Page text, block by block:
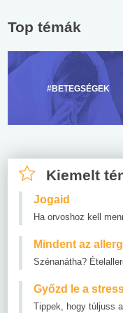
Top témák
#BETEGSÉGEK
Kiemelt
Jogaid
Ha orvoshoz kell
Mindent az
Szénanátha?
Győzd le a
Tippek, hogy túljuss